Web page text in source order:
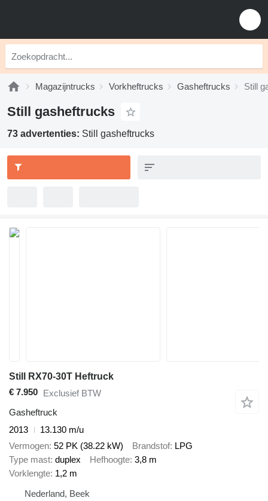
Magazijntrucks Vorkheftrucks Gasheftrucks Still
Still gasheftrucks
73 advertenties: Still gasheftrucks
Still RX70-30T Heftruck
€ 7.950 Exclusief BTW
Gasheftruck
2013
13.130 m/u
Vermogen 52 PK (38.22 kW) Brandstof LPG
Type mast duplex Hefhoogte 3,8 m
Vorklengte 1,2 m
Nederland, Beek